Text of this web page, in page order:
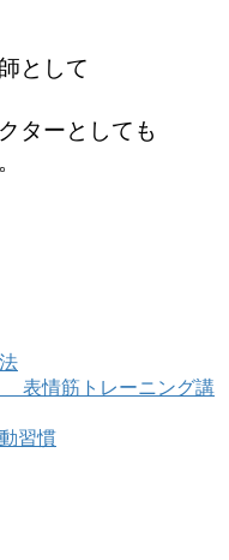
として
ターとしても
表情筋トレーニング講
習慣